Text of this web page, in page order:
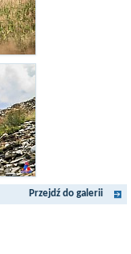
Przejdź do galerii